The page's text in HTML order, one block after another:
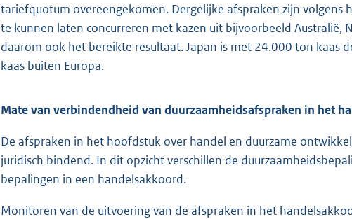
tariefquotum overeengekomen. Dergelijke afspraken zijn
te kunnen laten concurreren met kazen uit bijvoorbeeld Australië,
daarom ook het bereikte resultaat. Japan is met 24.000 ton kaas
kaas buiten Europa.
Mate van verbindendheid van duurzaamheidsafspraken in het
De afspraken in het hoofdstuk over handel en duurzame
juridisch bindend. In dit opzicht verschillen de
bepalingen in een handelsakkoord.
Monitoren van de uitvoering van de afspraken in het